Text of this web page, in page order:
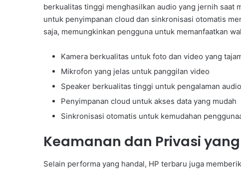
berkualitas tinggi menghasilkan audio yang jernih saat
untuk penyimpanan cloud dan sinkronisasi otomatis
saja, memungkinkan pengguna untuk memanfaatkan
Kamera berkualitas untuk foto dan video yang
Mikrofon yang jelas untuk panggilan video
Speaker berkualitas tinggi untuk pengalaman
Penyimpanan cloud untuk akses data yang mudah
Sinkronisasi otomatis untuk kemudahan
Keamanan dan Privasi
Selain performa yang handal, HP terbaru juga